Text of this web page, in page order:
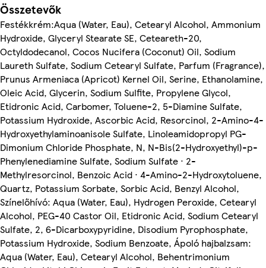
Összetevők
Festékkrém:Aqua (Water, Eau), Cetearyl Alcohol, Ammonium
Hydroxide, Glyceryl Stearate SE, Ceteareth-20,
Octyldodecanol, Cocos Nucifera (Coconut) Oil, Sodium
Laureth Sulfate, Sodium Cetearyl Sulfate, Parfum (Fragrance),
Prunus Armeniaca (Apricot) Kernel Oil, Serine, Ethanolamine,
Oleic Acid, Glycerin, Sodium Sulfite, Propylene Glycol,
Etidronic Acid, Carbomer, Toluene-2, 5-Diamine Sulfate,
Potassium Hydroxide, Ascorbic Acid, Resorcinol, 2-Amino-4-
Hydroxyethylaminoanisole Sulfate, Linoleamidopropyl PG-
Dimonium Chloride Phosphate, N, N-Bis(2-Hydroxyethyl)-p-
Phenylenediamine Sulfate, Sodium Sulfate · 2-
Methylresorcinol, Benzoic Acid · 4-Amino-2-Hydroxytoluene,
Quartz, Potassium Sorbate, Sorbic Acid, Benzyl Alcohol,
Színelőhívó: Aqua (Water, Eau), Hydrogen Peroxide, Cetearyl
Alcohol, PEG-40 Castor Oil, Etidronic Acid, Sodium Cetearyl
Sulfate, 2, 6-Dicarboxypyridine, Disodium Pyrophosphate,
Potassium Hydroxide, Sodium Benzoate, Ápoló hajbalzsam:
Aqua (Water, Eau), Cetearyl Alcohol, Behentrimonium